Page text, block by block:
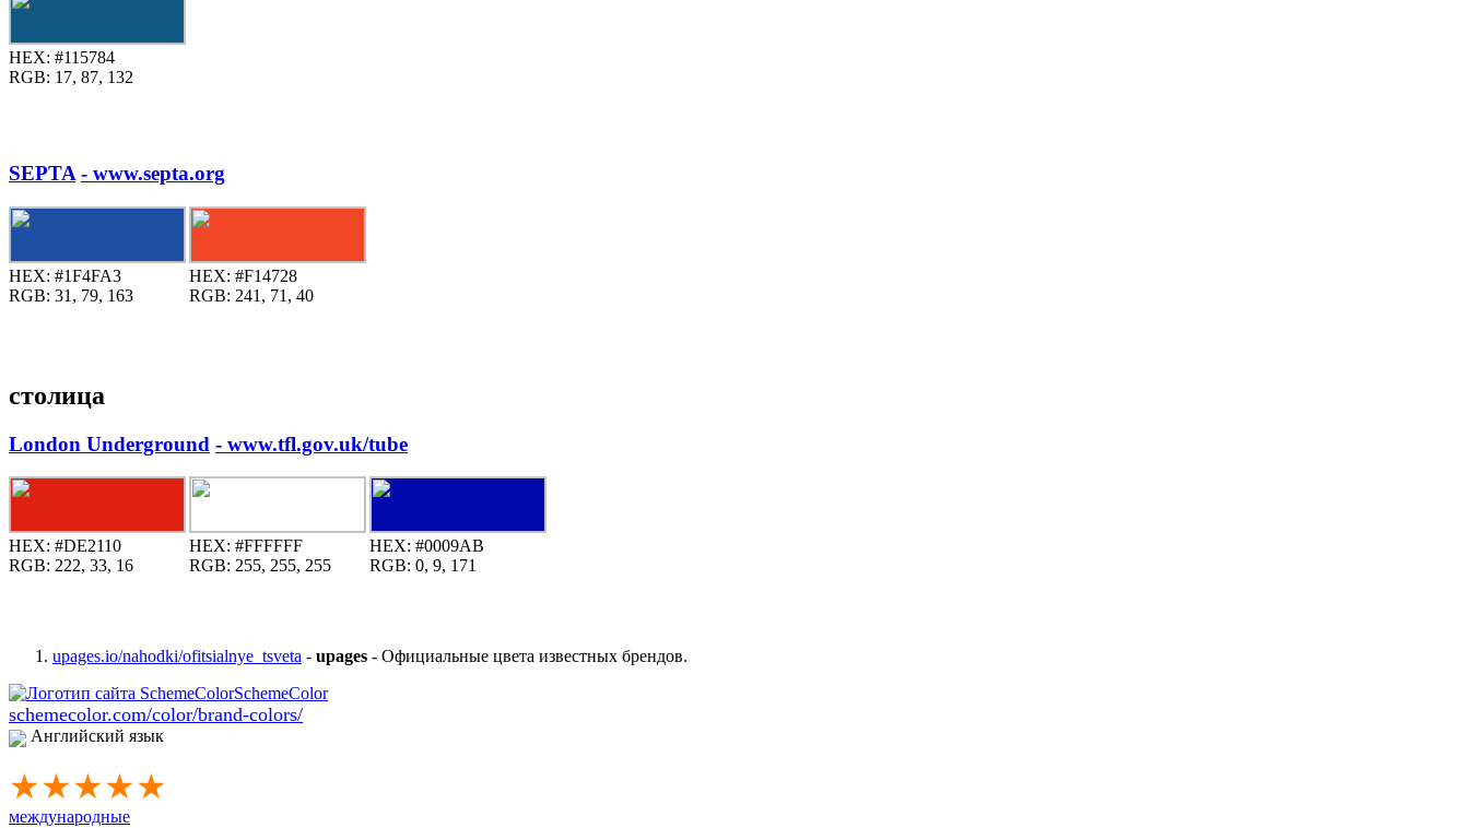
HEX: #115784
RGB: 17, 87, 132
SEPTA - www.septa.org
HEX: #1F4FA3
RGB: 31, 79, 163
HEX: #F14728
RGB: 241, 71, 40
столица
London Underground - www.tfl.gov.uk/tube
HEX: #DE2110
RGB: 222, 33, 16
HEX: #FFFFFF
RGB: 255, 255, 255
HEX: #0009AB
RGB: 0, 9, 171
upages.io/nahodki/ofitsialnye_tsveta - upages - Официальные цвета известных брендов.
schemecolor.com/color/brand-colors/
Английский язык
★★★★★
международные